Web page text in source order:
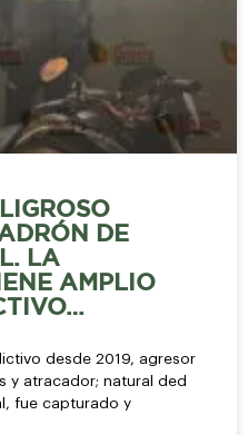
DE
LA
AMPLIO
desde 2019, agresor
y atracador; natural ded
fue capturado y